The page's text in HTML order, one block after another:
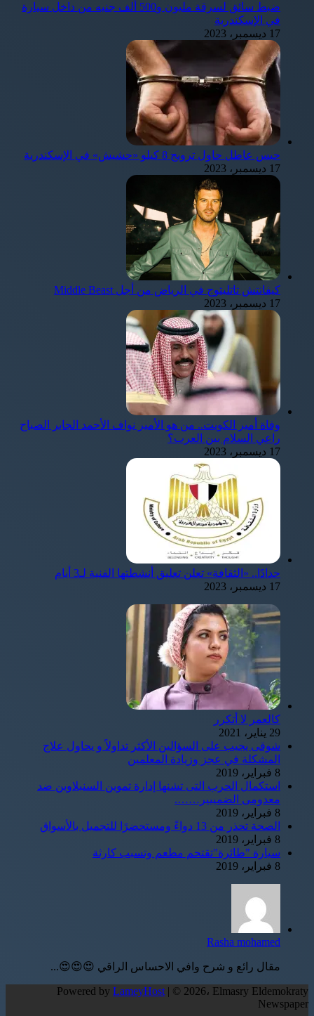
ضبط سائق لسرقة مليون و500 ألف جنيه من داخل سيارة
في الإسكندرية
17 ديسمبر، 2023
حبس عاطل حاول ترويج 8 كيلو «حشيش» في الإسكندرية
17 ديسمبر، 2023
كيفانتش تاتليتوج في الرياض من أجل Middle Beast
17 ديسمبر، 2023
وفاة أمير الكويت.. من هو الأمير نواف الأحمد الجابر الصباح
راعي السلام بين العرب؟
17 ديسمبر، 2023
حدادًا.. «الثقافة» تعلن تعليق أنشطتها الفنية لـ3 أيام
17 ديسمبر، 2023
كالعمر لا أتكرر
29 يناير، 2021
شوقى يجيب على السؤالين الأكثر تداولاً و يحاول علاج
المشكلة في عجز وزيادة المعلمين
8 فبراير، 2019
استكمال الحرب التى تشنها إدارة تموين السنبلاوين ضد
معدومى الضمييير…….
8 فبراير، 2019
الصحة تحذر من 13 دواءً ومستحضرًا للتجميل بالأسواق
8 فبراير، 2019
سيارة "طائرة"تقتحم مطعم وتسبب كارثة
8 فبراير، 2019
Rasha mohamed
مقال رائع و شرح وافي الاحساس الراقي 😍😍😍...
Powered by LameyHost| © 2026، Elmasry Eldemokraty
Newspaper